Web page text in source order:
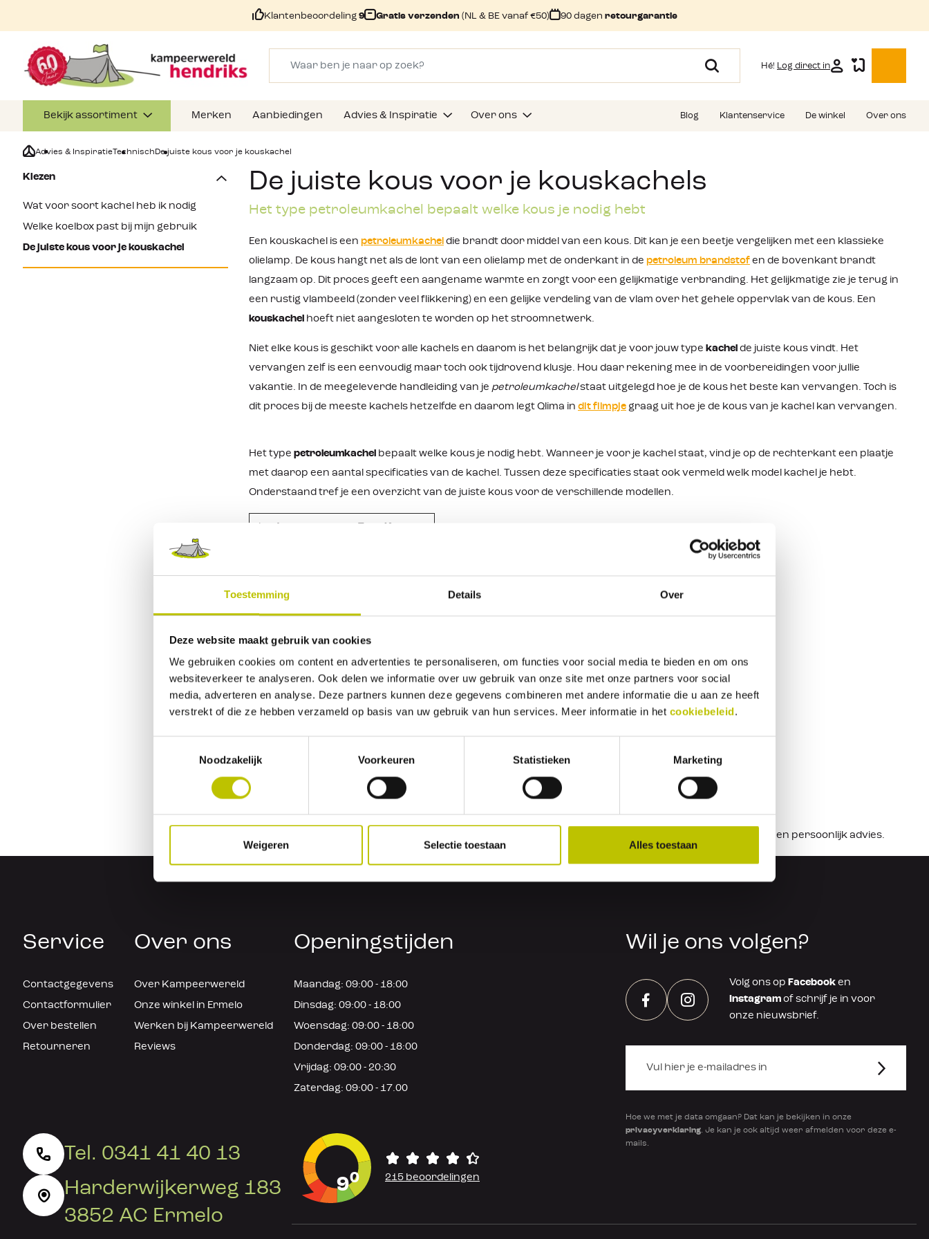
Toestemming Details Over
Deze website maakt gebruik van cookies
We gebruiken cookies om content en advertenties te personaliseren, om functies voor social media te bieden en om ons
websiteverkeer te analyseren. Ook delen we informatie over uw gebruik van onze site met onze partners voor social
media, adverteren en analyse. Deze partners kunnen deze gegevens combineren met andere informatie die u aan ze heeft
verstrekt of die ze hebben verzameld op basis van uw gebruik van hun services. Meer informatie in het cookiebeleid.
Noodzakelijk
Voorkeuren Statistieken Marketing
Weigeren Selectie toestaan Alles toestaan
Klantenbeoordeling 9 Gratis verzenden (NL & BE vanaf €50) 90 dagen retourgarantie
Hé! Log direct in
Bekijk assortiment Merken Aanbiedingen Advies & Inspiratie Over ons Blog Klantenservice De winkel Over ons
Advies & InspiratieTechnisch De juiste kous voor je kouskachel
Kiezen
Wat voor soort kachel heb ik nodig
Welke koelbox past bij mijn gebruik
De juiste kous voor je kouskachel
De juiste kous voor je kouskachels
Het type petroleumkachel bepaalt welke kous je nodig hebt
Een kouskachel is een petroleumkachel die brandt door middel van een kous. Dit kan je een beetje vergelijken met een klassieke
olielamp. De kous hangt net als de lont van een olielamp met de onderkant in de petroleum brandstof en de bovenkant brandt
langzaam op. Dit proces geeft een aangename warmte en zorgt voor een gelijkmatige verbranding. Het gelijkmatige zie je terug in
een rustig vlambeeld (zonder veel flikkering) en een gelijke verdeling van de vlam over het gehele oppervlak van de kous. Een
kouskachel hoeft niet aangesloten te worden op het stroomnetwerk.
Niet elke kous is geschikt voor alle kachels en daarom is het belangrijk dat je voor jouw type kachel de juiste kous vindt. Het
vervangen zelf is een eenvoudig maar toch ook tijdrovend klusje. Hou daar rekening mee in de voorbereidingen voor jullie
vakantie. In de meegeleverde handleiding van je petroleumkachelstaat uitgelegd hoe je de kous het beste kan vervangen. Toch is
dit proces bij de meeste kachels hetzelfde en daarom legt Qlima in dit filmpje graag uit hoe je de kous van je kachel kan vervangen.
Het type petroleumkachel bepaalt welke kous je nodig hebt. Wanneer je voor je kachel staat, vind je op de rechterkant een plaatje
met daarop een aantal specificaties van de kachel. Tussen deze specificaties staat ook vermeld welk model kachel je hebt.
Onderstaand tref je een overzicht van de juiste kous voor de verschillende modellen.
Qlima R8128S C-2 Kous O
Qlima R4224S TC-2 Kous O
Corona RX 2485 Kous Corona
Kous SGK 301
Heb je nog vragen?
voor een persoonlijk advies.
Service
Contactgegevens
Contactformulier
Over bestellen
Retourneren
Over ons
Over Kampeerwereld
Onze winkel in Ermelo
Werken bij Kampeerwereld
Reviews
Openingstijden
Maandag: 09:00 - 18:00
Dinsdag: 09:00 - 18:00
Woensdag: 09:00 - 18:00
Donderdag: 09:00 - 18:00
Vrijdag: 09:00 - 20:30
Zaterdag: 09:00 - 17.00
Wil je ons volgen?
FacebookInstagram
Volg ons op Facebook en
Instagram of schrijf je in voor
onze nieuwsbrief.
Hoe we met je data omgaan? Dat kan je bekijken in onze
privacyverklaring. Je kan je ook altijd weer afmelden voor deze e-
mails.
Tel. 0341 41 40 13
Harderwijkerweg 183
3852 AC Ermelo
90 215 beoordelingen